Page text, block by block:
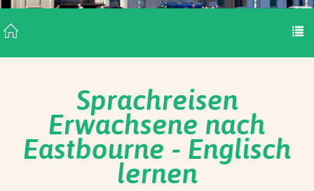
Sprachreisen
Erwachsene nach
Eastbourne - Englisch
lernen